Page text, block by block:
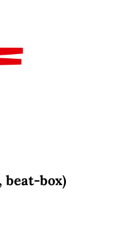
beat-box)